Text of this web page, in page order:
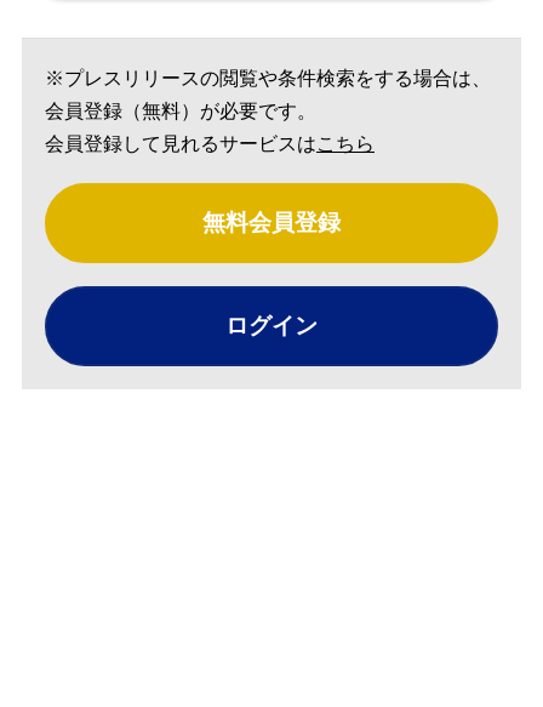
※プレスリリースの閲覧や条件検索をする場合は、
会員登録（無料）が必要です。
会員登録して見れるサービスはこちら
無料会員登録
ログイン